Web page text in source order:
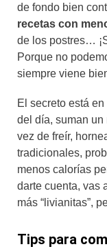
de fondo bien
recetas con
de los postres…
Porque no
siempre viene
El secreto está
del día, suman un
vez de freír,
tradicionales,
menos calorías
darte cuenta, vas
más “livianitas”,
Tips para